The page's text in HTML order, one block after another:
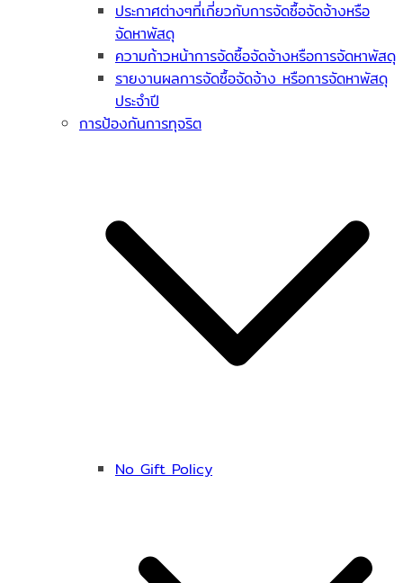
ประกาศต่างๆที่เกี่ยวกับการจัดซื้อจัดจ้างหรือ
จัดหาพัสดุ
ความก้าวหน้าการจัดซื้อจัดจ้างหรือการจัดหาพัสดุ
รายงานผลการจัดซื้อจัดจ้าง หรือการจัดหาพัสดุ
ประจำปี
การป้องกันการทุจริต
No Gift Policy